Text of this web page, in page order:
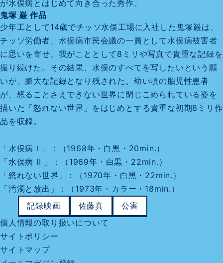
が水俣病とはじめて向き合った秀作。
鬼塚 巌 作品
少年工として14歳でチッソ水俣工場に入社した鬼塚巌は、
チッソ労働者、水俣病市民会議の一員として水俣病被害者
に思いを寄せ、我がこととして8ミリや写真で貴重な記録を
撮り続けた。その結果、水俣のすべてを写したいという願
いが、膨大な記録となり残された。幼い頃の胎児性患者
が、怒ることさえできない世界に閉じこめられている姿を
描いた「怒れない世界」をはじめとする貴重な初期8ミリ作
品を収録。
「水俣病Ｉ」：（1968年・白黒・20min.）
「水俣病 II 」：（1969年・白黒・22min.）
「怒れない世界」：（1970年・白黒・22min.）
「汚濁と放出」：（1973年・カラー・18min.）
記録映画
佐藤真
公害
個人情報の取り扱いについて
サイトポリシー
サイトマップ